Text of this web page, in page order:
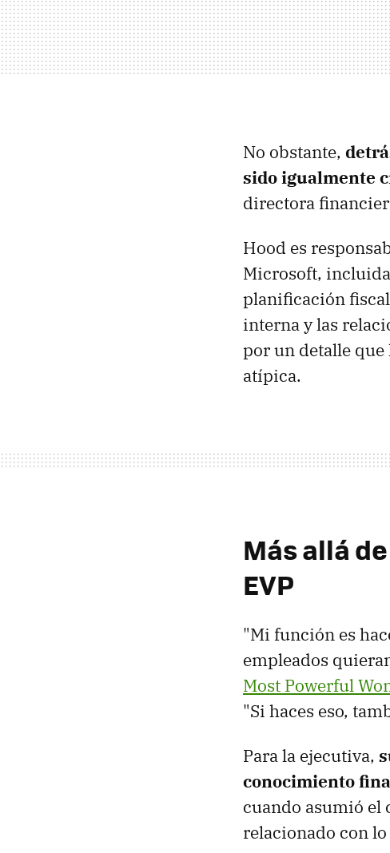
No obstante,
sido igualmente
directora
Hood es
Microsoft,
planificación
interna y las
por un detalle
atípica.
Más allá
EVP
"Mi función es
empleados
Most Powerful
"Si haces eso,
Para la ejecutiva,
conocimiento
cuando asumió el
relacionado con